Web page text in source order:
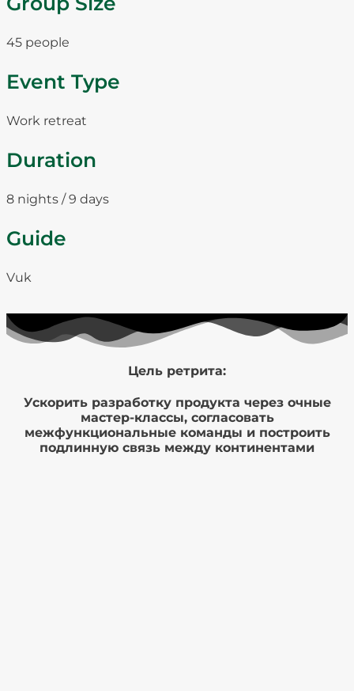
45 people
Event Type
Work retreat
Duration
8 nights / 9 days
Guide
Vuk
Цель ретрита:
Ускорить разработку продукта через очные
мастер-классы, согласовать
межфункциональные команды и построить
подлинную связь между континентами